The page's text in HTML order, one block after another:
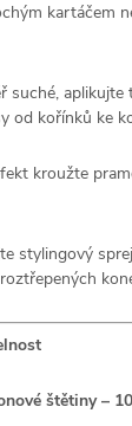
kartáčem
suché, aplikujte
od kořínků ke
kroužte
stylingový
štětiny –